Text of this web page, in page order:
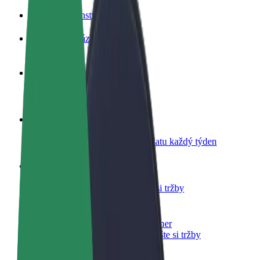
Jak získat členství
Nejčastější otázky
Staňte se řidičem
Vydělávejte podle sebe
Doručujte jídlo a dostávejte výplatu každý týden
Oslovte více zákazníků a zvyšte si tržby
Zaregistrujte se jako flotilový partner
Přidejte svou flotilu k Boltu a zvyšte si tržby